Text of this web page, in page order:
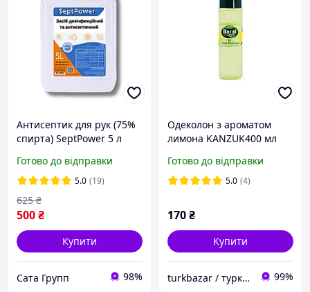
Антисептик для рук (75%
спирта) SeptPower 5 л
Готово до відправки
5.0 (19)
500₴
625 ₴
Купити
Сата Групп 98%
Одеколон з ароматом
лимона KANZUK400 мл
лимонний , 80% спирту
(колонья)
Готово до відправки
5.0 (4)
170₴
Купити
turkbazar / туркбазар 99%